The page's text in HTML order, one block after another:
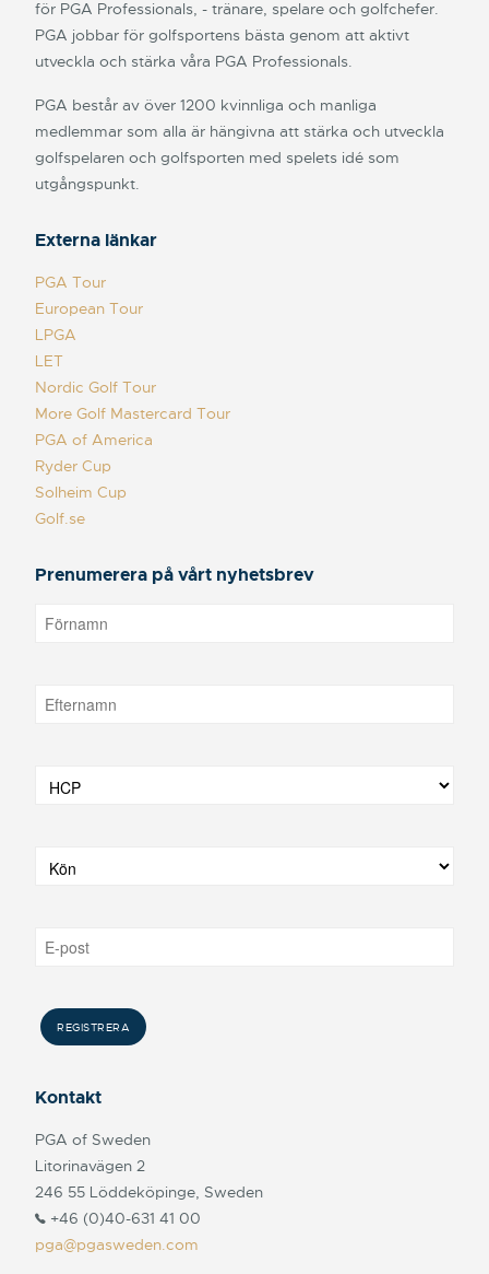
för PGA Professionals, - tränare, spelare och golfchefer.
PGA jobbar för golfsportens bästa genom att aktivt
utveckla och stärka våra PGA Professionals.
PGA består av över 1200 kvinnliga och manliga
medlemmar som alla är hängivna att stärka och utveckla
golfspelaren och golfsporten med spelets idé som
utgångspunkt.
Externa länkar
PGA Tour
European Tour
LPGA
LET
Nordic Golf Tour
More Golf Mastercard Tour
PGA of America
Ryder Cup
Solheim Cup
Golf.se
Prenumerera på vårt nyhetsbrev
Kontakt
PGA of Sweden
Litorinavägen 2
246 55 Löddeköpinge, Sweden
+46 (0)40-631 41 00
pga@pgasweden.com